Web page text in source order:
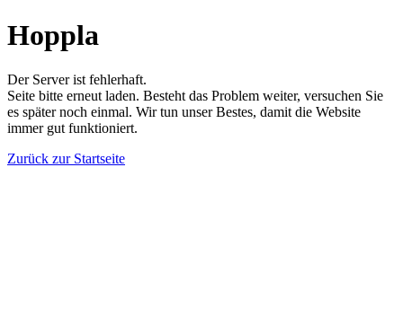
Hoppla
Der Server ist fehlerhaft.
Seite bitte erneut laden. Besteht das Problem weiter, versuchen Sie
es später noch einmal. Wir tun unser Bestes, damit die Website
immer gut funktioniert.
Zurück zur Startseite